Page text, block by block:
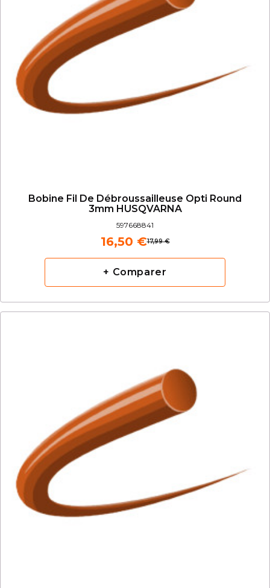
Bobine Fil De Débroussailleuse Opti Round
3mm HUSQVARNA
597668841
17,99 €
16,50 €
+ Comparer